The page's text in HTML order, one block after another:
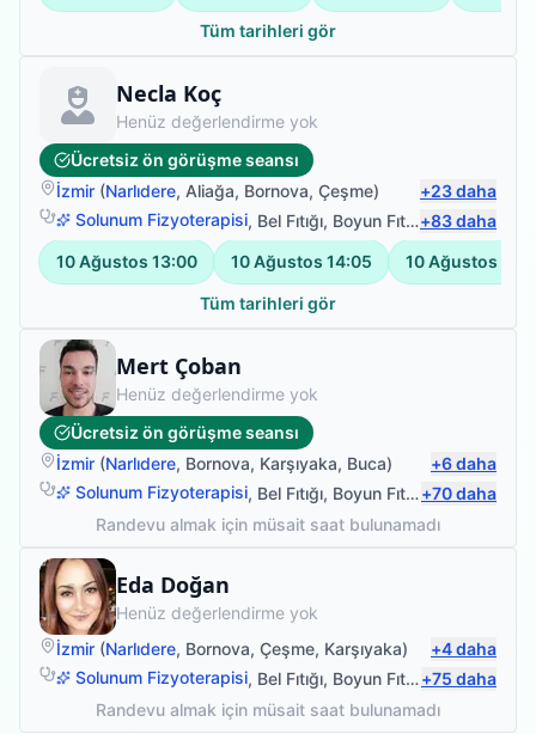
Tüm tarihleri gör
Necla Koç
Fizyoterapist
Henüz değerlendirme yok
Ücretsiz ön görüşme seansı
İzmir (Narlıdere, Aliağa, Bornova, Çeşme) +23daha
Solunum Fizyoterapisi, Bel Fıtığı, Boyun Fıtığı ,Omuz Bağ
+83daha
10 Ağustos 13:00 10 Ağustos 14:05 10 Ağustos
Tüm tarihleri gör
Mert Çoban
Fizyoterapist
Henüz değerlendirme yok
Ücretsiz ön görüşme seansı
İzmir (Narlıdere, Bornova, Karşıyaka, Buca) +6daha
Solunum Fizyoterapisi, Bel Fıtığı, Boyun Fıtığı ,Omuz Bağ
+70daha
Randevu almak için müsait saat bulunamadı
Eda Doğan
Fizyoterapist
Henüz değerlendirme yok
İzmir (Narlıdere, Bornova, Çeşme, Karşıyaka) +4daha
Solunum Fizyoterapisi, Bel Fıtığı, Boyun Fıtığı ,Omuz Bağ
+75 daha
Randevu almak için müsait saat bulunamadı